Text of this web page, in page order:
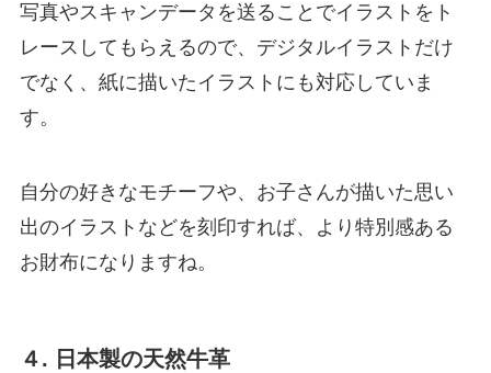
写真やスキャンデータを送ることでイラストをト
レースしてもらえるので、デジタルイラストだけ
でなく、紙に描いたイラストにも対応していま
す。
自分の好きなモチーフや、お子さんが描いた思い
出のイラストなどを刻印すれば、より特別感ある
お財布になりますね。
４. 日本製の天然牛革